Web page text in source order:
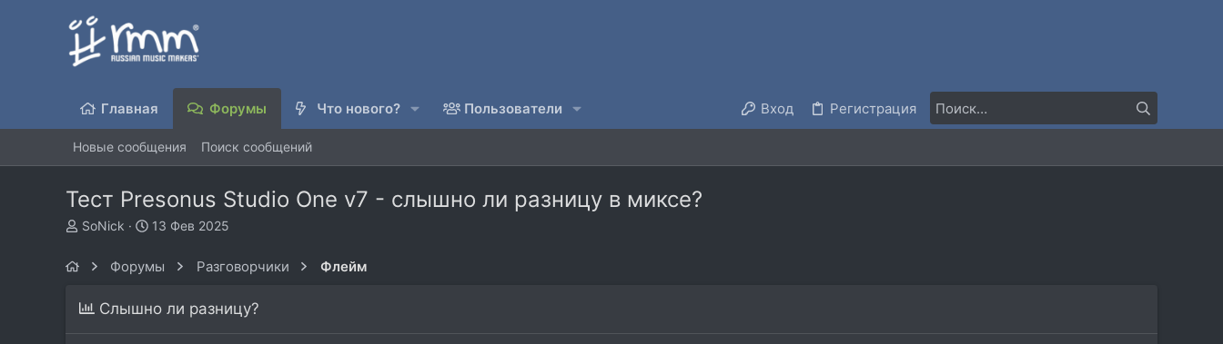
Главная Форумы Что нового? Пользователи Вход Регистрация
Новые сообщения Поиск сообщений
Тест Presonus Studio One v7 - слышно ли разницу в миксе?
А
т
SoNick
Д
а
а
13 Фев 2025
Форумы Разговорчики Флейм
Слышно ли разницу?